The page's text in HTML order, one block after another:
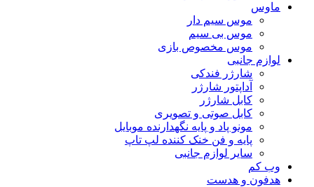
ماوس
موس سیم دار
موس بی سیم
موس مخصوص بازی
لوازم جانبی
شارژر فندکی
آداپتور شارژر
کابل شارژر
کابل صوتی و تصویری
مونو پاد و پایه نگهدارنده موبایل
پایه و فن خنک کننده لپ تاپ
سایر لوازم جانبی
وب کم
هدفون و هدست